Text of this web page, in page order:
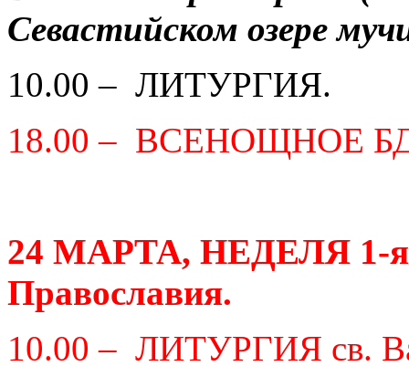
Севастийском озере
10.00 – ЛИТУРГИЯ.
18.00 – ВСЕНОЩНОЕ
24 МАРТА, НЕДЕЛЯ 1-я
Православия.
10.00 – ЛИТУРГИЯ св.